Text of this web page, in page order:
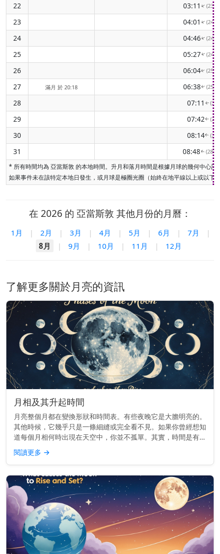
22 03:11↑
23 04:01↑
24 04:46↑
25 05:27↑
26 06:04↑
27 滿月 於 20:18 06:38↑
28 07:11 ↑
29 07:42↑
30 08:14↑
31 08:48↑(284°
* 所有時間均為 亞當斯敦 的本地時間。升月和落月時間是根據月球的幾何中心
如果事件未在該特定本地日發生，或月球是極圈光圈（始終在地平線以上或以
在 2026 的 亞當斯敦 其他月份的月曆：
1月 | 2月 | 3月 | 4月 | 5月 | 6月 | 7月
|
8月
| 9月 | 10月 | 11月 | 12月
了解更多關於月亮的資訊
月相及其升起時間
月亮整個月都在變換形狀和時間表。有些夜晚它是大膽明亮的。
其他時候，它幾乎只是一條細縫或完全看不見。如果你曾經想知
道每個月相何時出現在天空中，你並不孤單。其實，時間是有節
奏的。 重點提示： 每個月相的升起時間都不同——從日出到日
落——這取決於...
閱讀更多 →